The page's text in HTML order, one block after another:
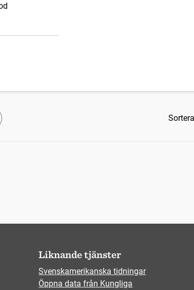
Liknande tjänster
Svenskamerikanska tidningar
Öppna data från Kungliga